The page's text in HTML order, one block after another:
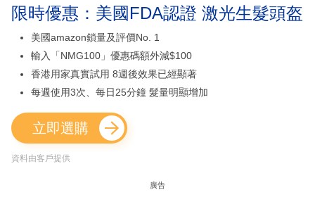
限時優惠：美國FDA認證 激光生髮頭盔
美國amazon鎖量及評價No. 1
輸入「NMG100」優惠碼額外減$100
香港用家真實試用 8週後效果已經顯著
每週使用3次、每日25分鐘 髮量明顯增加
立即選購
資料由客戶提供
廣告